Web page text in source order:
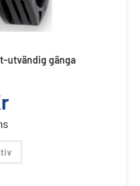
utvändig gänga